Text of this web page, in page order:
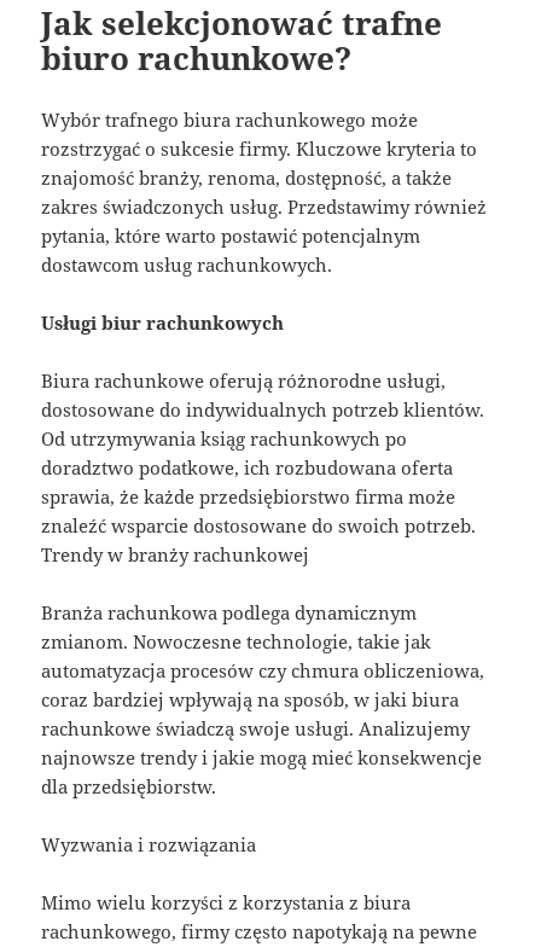
Jak selekcjonować trafne
biuro rachunkowe?
Wybór trafnego biura rachunkowego może
rozstrzygać o sukcesie firmy. Kluczowe kryteria to
znajomość branży, renoma, dostępność, a także
zakres świadczonych usług. Przedstawimy również
pytania, które warto postawić potencjalnym
dostawcom usług rachunkowych.
Usługi biur rachunkowych
Biura rachunkowe oferują różnorodne usługi,
dostosowane do indywidualnych potrzeb klientów.
Od utrzymywania ksiąg rachunkowych po
doradztwo podatkowe, ich rozbudowana oferta
sprawia, że każde przedsiębiorstwo firma może
znaleźć wsparcie dostosowane do swoich potrzeb.
Trendy w branży rachunkowej
Branża rachunkowa podlega dynamicznym
zmianom. Nowoczesne technologie, takie jak
automatyzacja procesów czy chmura obliczeniowa,
coraz bardziej wpływają na sposób, w jaki biura
rachunkowe świadczą swoje usługi. Analizujemy
najnowsze trendy i jakie mogą mieć konsekwencje
dla przedsiębiorstw.
Wyzwania i rozwiązania
Mimo wielu korzyści z korzystania z biura
rachunkowego, firmy często napotykają na pewne